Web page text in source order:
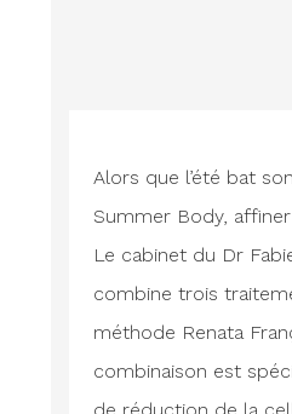
Alors que l’été bat
Summer Body,
Le cabinet du Dr
combine trois
méthode Renata
combinaison est